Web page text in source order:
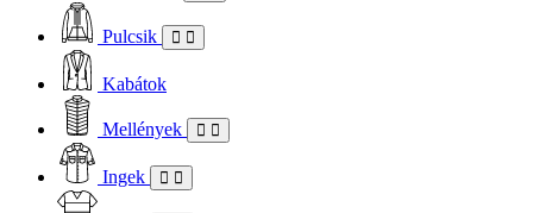
Pulcsik
Kabátok
Mellények
Ingek